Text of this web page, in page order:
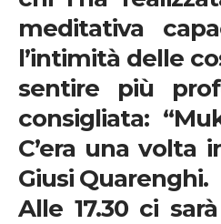
meditativa
l’intimità delle
sentire più
consigliata:
C’era una volta
Giusi Quarenghi.
Alle 17.30ci